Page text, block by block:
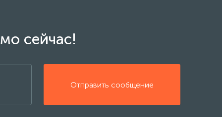
сейчас!
Отправить сообщение